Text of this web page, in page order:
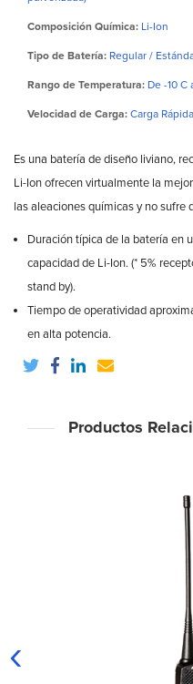
Composición Química: Li-Ion
Tipo de Batería: Regular /
Rango de Temperatura: De -10 C
Velocidad de Carga: Carga Rápida
Es una batería de diseño liviano,
Li-Ion ofrecen virtualmente la
las aleaciones químicas y no sufre
Duración típica de la batería en
capacidad de Li-Ion. (* 5%
stand by).
Tiempo de operatividad
en alta potencia.
Productos
‹